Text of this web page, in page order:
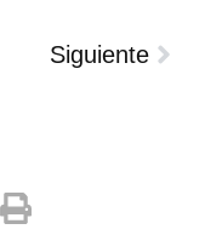
Siguiente